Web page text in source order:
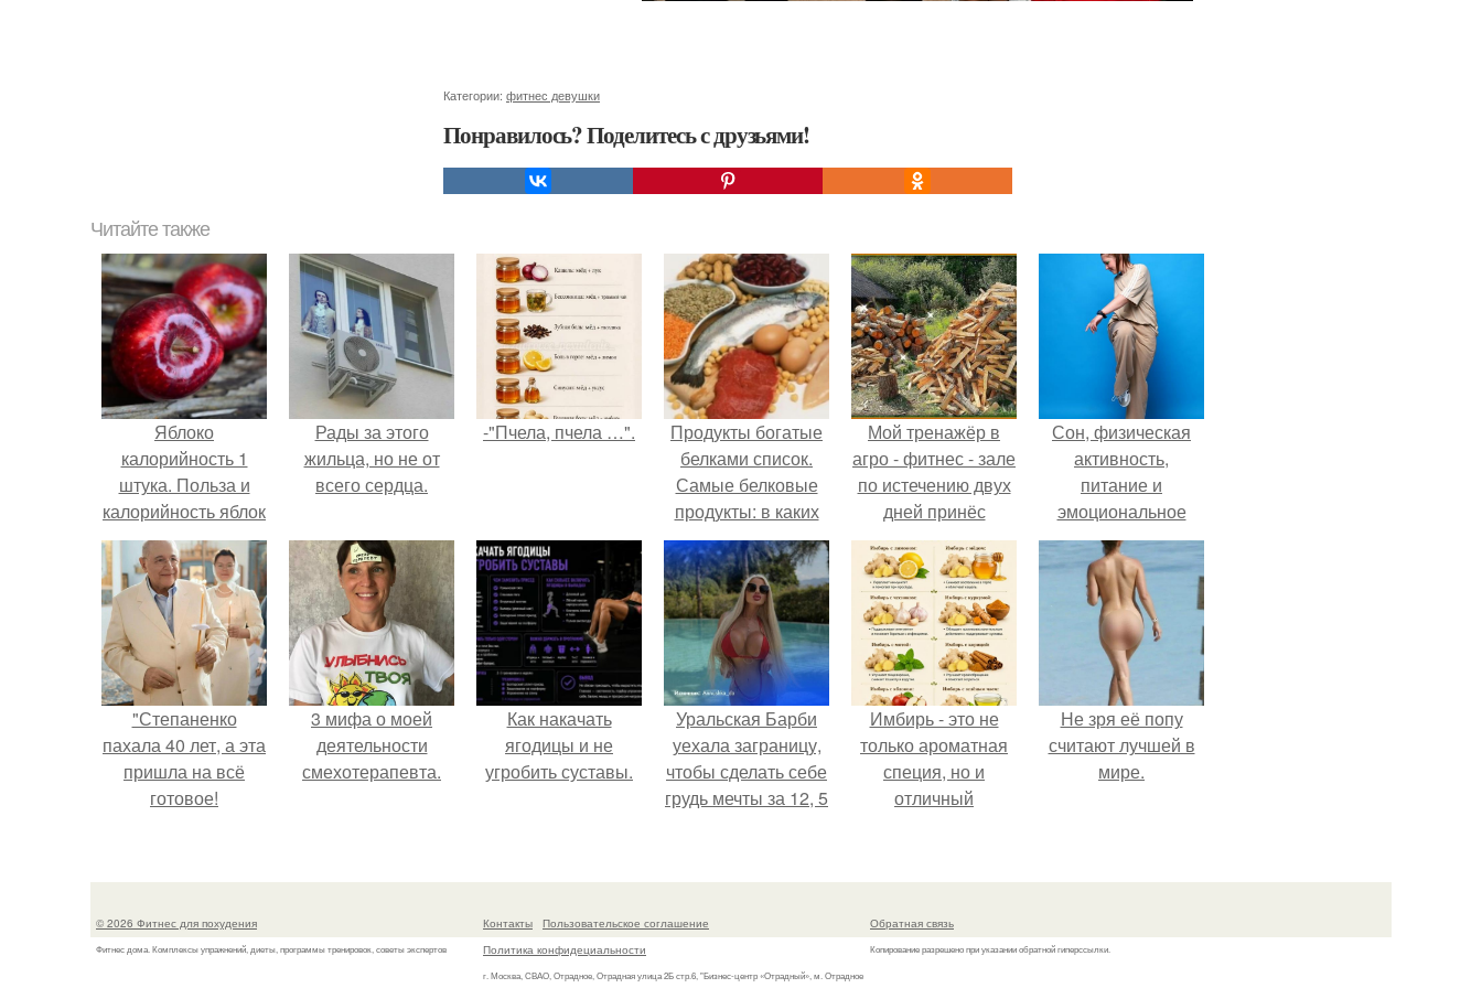
Категории: фитнес девушки
Понравилось? Поделитесь с друзьями!
Читайте также
Яблоко
калорийность 1
штука. Польза и
калорийность яблок
Рады за этого
жильца, но не от
всего сердца.
-"Пчела, пчела …".
Продукты богатые
белками список.
Самые белковые
продукты: в каких
продуктах очень
много белка?
Мой тренажёр в
агро - фитнес - зале
по истечению двух
дней принёс
ощутимый
результат.
Сон, физическая
активность,
питание и
эмоциональное
состояние!
"Степаненко
пахала 40 лет, а эта
пришла на всё
готовое!
3 мифа о моей
деятельности
смехотерапевта.
Как накачать
ягодицы и не
угробить суставы.
Уральская Барби
уехала заграницу,
чтобы сделать себе
грудь мечты за 12, 5
Имбирь - это не
только ароматная
специя, но и
отличный
и блюд.
Не зря её попу
считают лучшей в
мире.
© 2026 Фитнес для похудения
Фитнес дома. Комплексы упражнений, диеты, программы тренировок, советы экспертов
Контакты
Пользовательское соглашение
Политика конфидециальности
г. Москва, СВАО, Отрадное, Отрадная улица 2Б стр.6, "Бизнес-центр «Отрадный», м. Отрадное
Обратная связь
Копирование разрешено при указании обратной гиперссылки.